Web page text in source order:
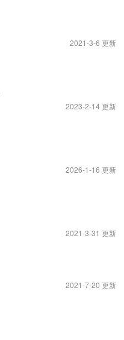
2021-3-6 更新
2023-2-14 更新
2026-1-16 更新
2021-3-31 更新
2021-7-20 更新